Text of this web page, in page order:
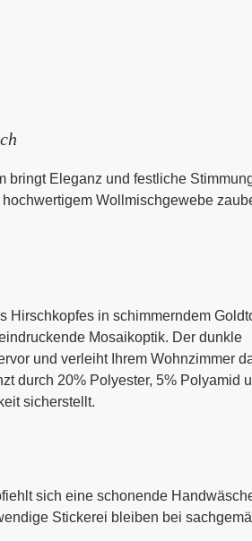
bringt Eleganz und festliche
Wollmischgewebe
Hirschkopfes in schimmerndem
Mosaikoptik. Der dunkle
und verleiht Ihrem Wohnzimmer
durch 20% Polyester, 5% Polyamid
sicherstellt.
sich eine schonende
Stickerei bleiben bei